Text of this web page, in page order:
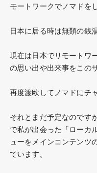
モートワークでノマドを
日本に居る時は無類の銭
現在は日本でリモートワ
の思い出や出来事をこの
再度渡欧してノマドにチ
それとまだ予定なのです
で私が出会った「ローカ
ューをメインコンテンツ
ています。